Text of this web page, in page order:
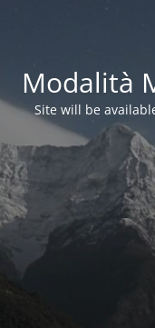
Modalità
Site will be